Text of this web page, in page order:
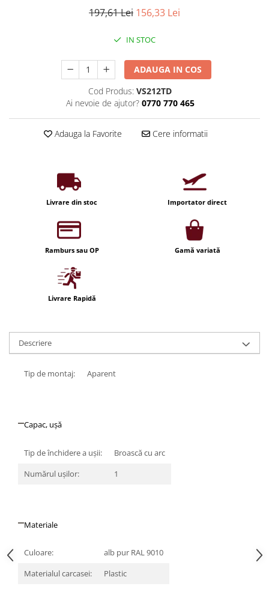
Iluminat arhitectural
Becuri LED Smart
Corpuri de emergenta
Lustre LED
Uncategorized
Iluminat festiv
Fotosenzori si Senzori de miscare
Iluminat decorativ de Craciun
197,61 Lei 156,33 Lei
IN STOC
ADAUGA IN COS
Cod Produs: VS212TD
Ai nevoie de ajutor? 0770 770 465
Adauga la Favorite Cere informatii
Livrare din stoc Importator direct
Ramburs sau OP Gamă variată
Livrare Rapidă
Descriere
Tip de montaj: Aparent
Capac, ușă
Tip de închidere a uşii:
Broască cu arc
Numărul uşilor:
1
Materiale
Culoare:
alb pur RAL 9010
Materialul carcasei:
Plastic